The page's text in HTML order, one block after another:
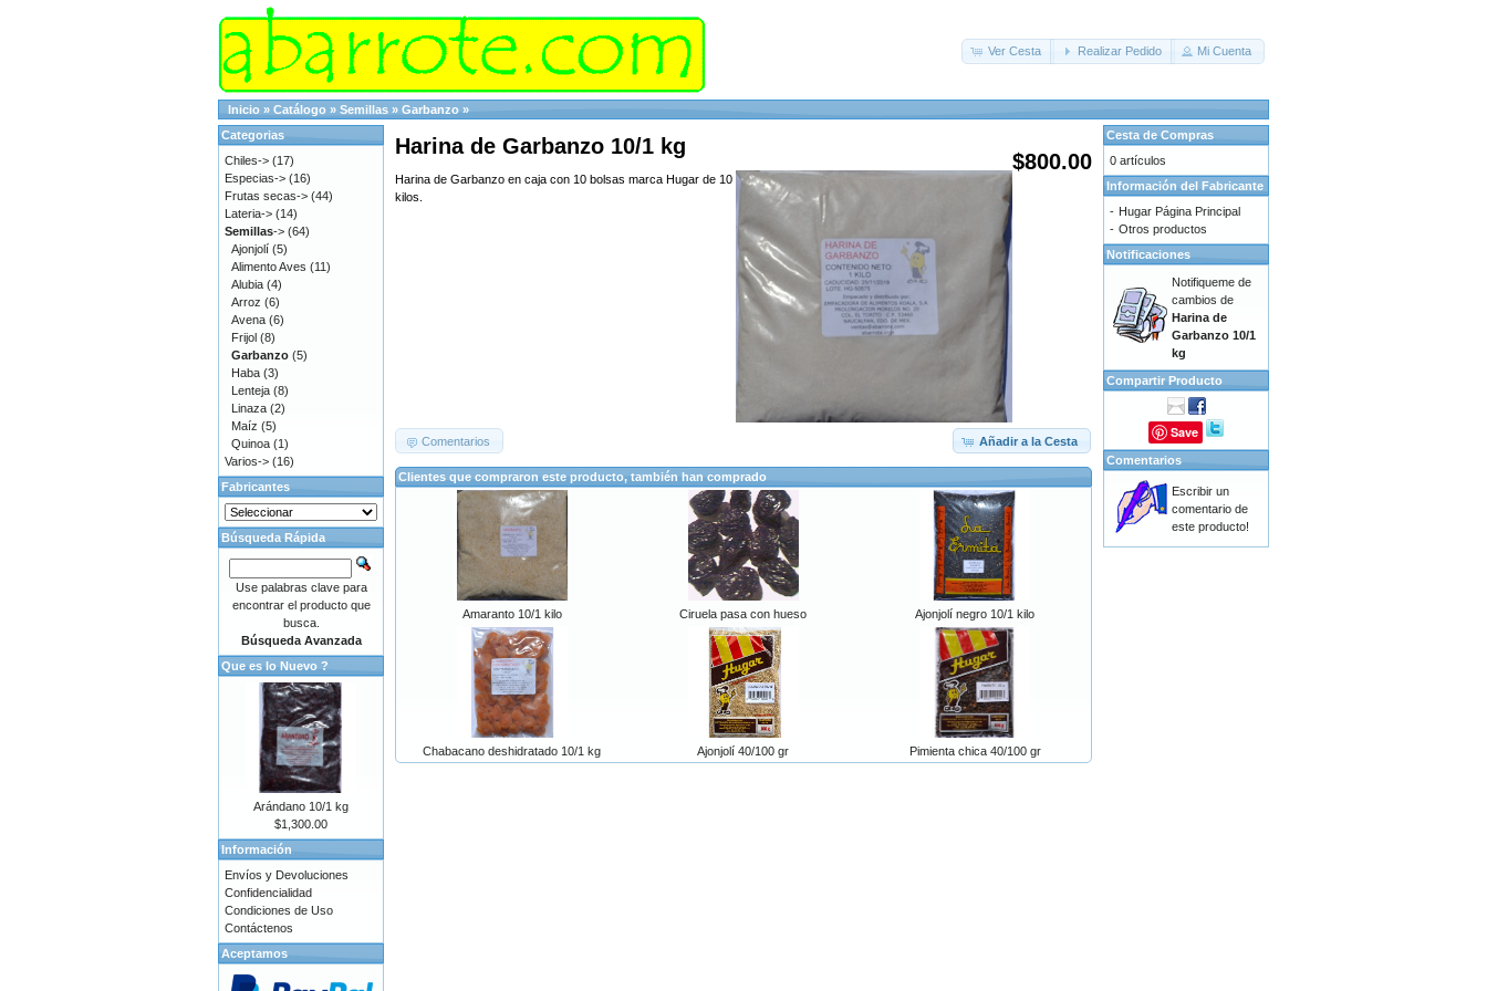
Ver Cesta Realizar Pedido Mi Cuenta
Inicio » Catálogo » Semillas » Garbanzo »
$800.00
Harina de Garbanzo 10/1 kg
Harina de Garbanzo en caja con 10 bolsas marca Hugar de 10
kilos.
Añadir a la Cesta
Comentarios
Clientes que compraron este producto, también han comprado
Amaranto 10/1 kilo Ciruela pasa con hueso Ajonjolí negro 10/1 kilo
Chabacano deshidratado 10/1 kg Ajonjolí 40/100 gr Pimienta chica 40/100 gr
Categorias
Chiles-> (17)
Especias-> (16)
Frutas secas-> (44)
Lateria-> (14)
Semillas-> (64)
Ajonjolí (5)
Alimento Aves (11)
Alubia (4)
Arroz (6)
Avena (6)
Frijol (8)
Garbanzo (5)
Haba (3)
Lenteja (8)
Linaza (2)
Maíz (5)
Quinoa (1)
Varios-> (16)
Fabricantes
Búsqueda Rápida
Use palabras clave para
encontrar el producto que
busca.
Búsqueda Avanzada
Que es lo Nuevo ?
Arándano 10/1 kg
$1,300.00
Información
Envíos y Devoluciones
Confidencialidad
Condiciones de Uso
Contáctenos
Aceptamos
Cesta de Compras
0 artículos
Información del Fabricante
- Hugar Página Principal
- Otros productos
Notificaciones
Notifiqueme de
cambios de
Harina de
Garbanzo 10/1
kg
Compartir Producto
Save
Comentarios
Escribir un
comentario de
este producto!